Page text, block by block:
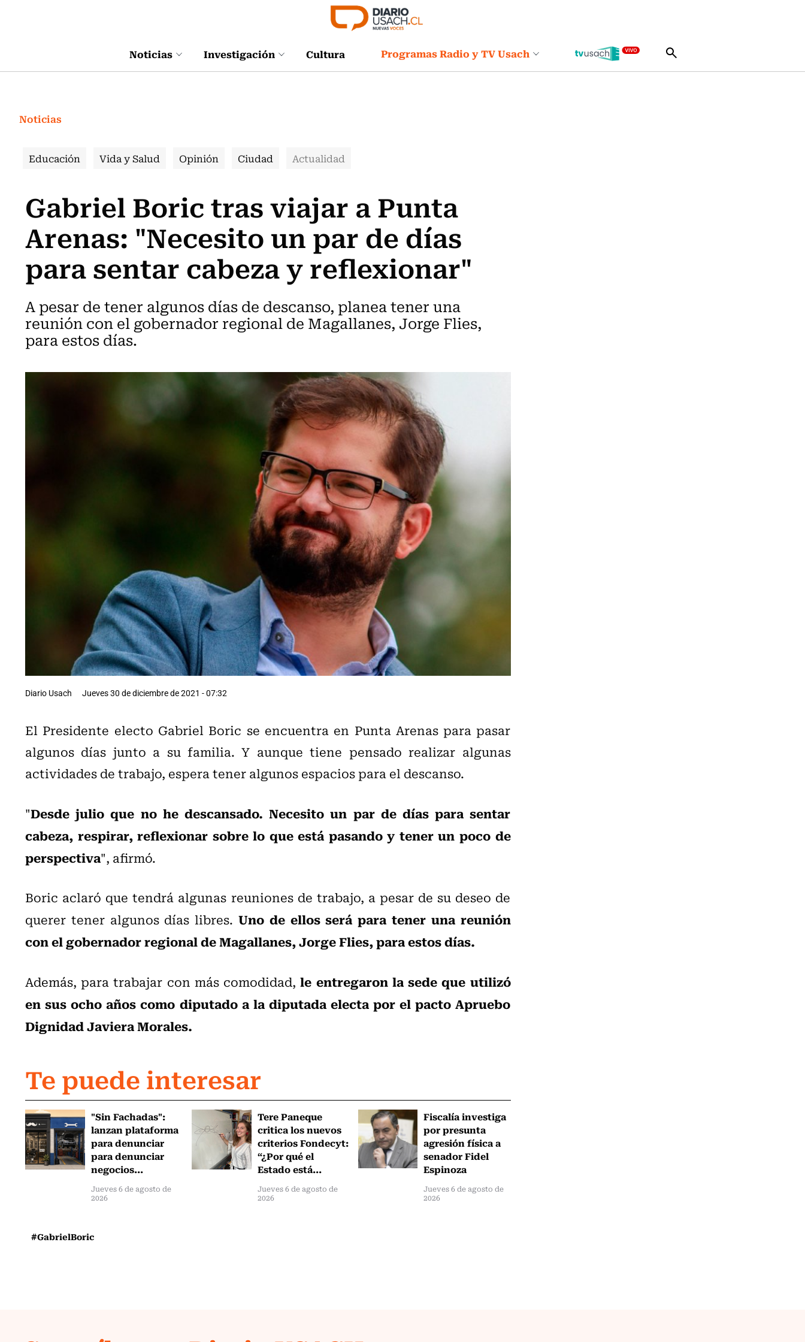
Noticias Investigación Cultura Programas Radio y TV Usach
Noticias
Educación Vida y Salud Opinión Ciudad Actualidad
Gabriel Boric tras viajar a Punta
Arenas: "Necesito un par de días
para sentar cabeza y reflexionar"
A pesar de tener algunos días de descanso, planea tener una
reunión con el gobernador regional de Magallanes, Jorge Flies,
para estos días.
Diario Usach Jueves 30 de diciembre de 2021 - 07:32
El Presidente electo Gabriel Boric se encuentra en Punta Arenas para pasar
algunos días junto a su familia. Y aunque tiene pensado realizar algunas
actividades de trabajo, espera tener algunos espacios para el descanso.
"Desde julio que no he descansado. Necesito un par de días para sentar
cabeza, respirar, reflexionar sobre lo que está pasando y tener un poco de
perspectiva", afirmó.
Boric aclaró que tendrá algunas reuniones de trabajo, a pesar de su deseo de
querer tener algunos días libres. Uno de ellos será para tener una reunión
con el gobernador regional de Magallanes, Jorge Flies, para estos días.
Además, para trabajar con más comodidad,le entregaron la sede que utilizó
en sus ocho años como diputado a la diputada electa por el pacto Apruebo
Dignidad Javiera Morales.
Te puede interesar
"Sin Fachadas":
lanzan plataforma
para denunciar
para denunciar
negocios...
Jueves 6 de agosto de
2026
Tere Paneque
critica los nuevos
criterios Fondecyt:
“¿Por qué el
Estado está...
Jueves 6 de agosto de
2026
Fiscalía investiga
por presunta
agresión física a
senador Fidel
Espinoza
Jueves 6 de agosto de
2026
#GabrielBoric